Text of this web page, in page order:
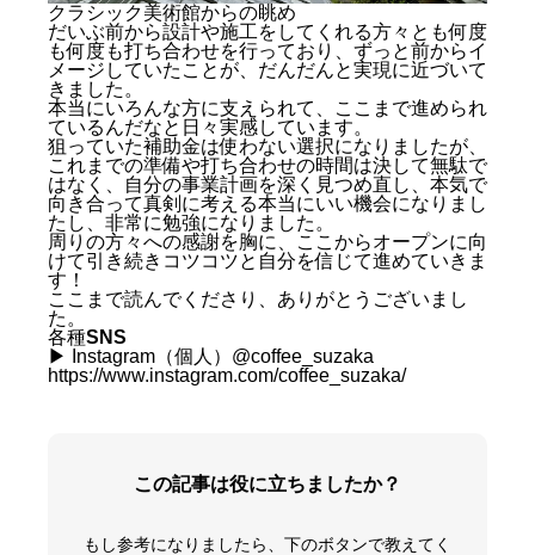
クラシック美術館からの眺め
だいぶ前から設計や施工をしてくれる方々とも何度
も何度も打ち合わせを行っており、ずっと前からイ
メージしていたことが、だんだんと実現に近づいて
きました。
本当にいろんな方に支えられて、ここまで進められ
ているんだなと日々実感しています。
狙っていた補助金は使わない選択になりましたが、
これまでの準備や打ち合わせの時間は決して無駄で
はなく、自分の事業計画を深く見つめ直し、本気で
向き合って真剣に考える本当にいい機会になりまし
たし、非常に勉強になりました。
周りの方々への感謝を胸に、ここからオープンに向
けて引き続きコツコツと自分を信じて進めていきま
す！
ここまで読んでくださり、ありがとうございまし
た。
各種SNS
▶︎ Instagram（個人）@coffee_suzaka
https://www.instagram.com/coffee_suzaka/
この記事は役に立ちましたか？
もし参考になりましたら、下のボタンで教えてく